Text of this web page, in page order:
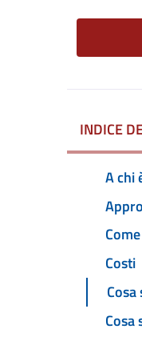
INDICE
A chi
Costi
Cosa